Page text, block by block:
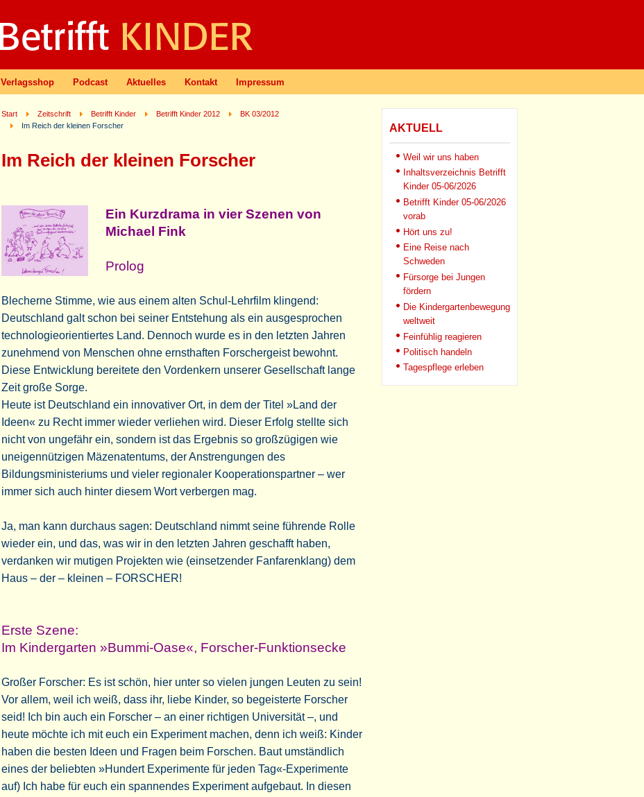
Verlagsshop Podcast Aktuelles Kontakt Impressum
Start Zeitschrift Betrifft Kinder Betrifft Kinder 2012
BK 03/2012
Im Reich der kleinen Forscher
Im Reich der kleinen Forscher
Ein Kurzdrama in vier Szenen von
Michael Fink
Prolog
Blecherne Stimme, wie aus einem alten Schul-Lehrfilm klingend:
Deutschland galt schon bei seiner Entstehung als ein ausgesprochen
technologieorientiertes Land. Dennoch wurde es in den letzten Jahren
zunehmend von Menschen ohne ernsthaften Forschergeist bewohnt.
Diese Entwicklung bereitete den Vordenkern unserer Gesellschaft lange
Zeit große Sorge.
Heute ist Deutschland ein innovativer Ort, in dem der Titel »Land der
Ideen« zu Recht immer wieder verliehen wird. Dieser Erfolg stellte sich
nicht von ungefähr ein, sondern ist das Ergebnis so großzügigen wie
uneigennützigen Mäzenatentums, der Anstrengungen des
Bildungsministeriums und vieler regionaler Kooperationspartner – wer
immer sich auch hinter diesem Wort verbergen mag.
Ja, man kann durchaus sagen: Deutschland nimmt seine führende Rolle
wieder ein, und das, was wir in den letzten Jahren geschafft haben,
verdanken wir mutigen Projekten wie (einsetzender Fanfarenklang) dem
Haus – der – kleinen – FORSCHER!
Erste Szene:
Im Kindergarten »Bummi-Oase«, Forscher-Funktionsecke
Großer Forscher: Es ist schön, hier unter so vielen jungen Leuten zu sein!
Vor allem, weil ich weiß, dass ihr, liebe Kinder, so begeisterte Forscher
seid! Ich bin auch ein Forscher – an einer richtigen Universität –, und
heute möchte ich mit euch ein Experiment machen, denn ich weiß: Kinder
haben die besten Ideen und Fragen beim Forschen. Baut umständlich
eines der beliebten »Hundert Experimente für jeden Tag«-Experimente
auf) Ich habe für euch ein spannendes Experiment aufgebaut. In diesen
AKTUELL
Weil wir uns haben
Inhaltsverzeichnis Betrifft
Kinder 05-06/2026
Betrifft Kinder 05-06/2026
vorab
Hört uns zu!
Eine Reise nach
Schweden
Fürsorge bei Jungen
fördern
Die Kindergartenbewegung
weltweit
Feinfühlig reagieren
Politisch handeln
Tagespflege erleben